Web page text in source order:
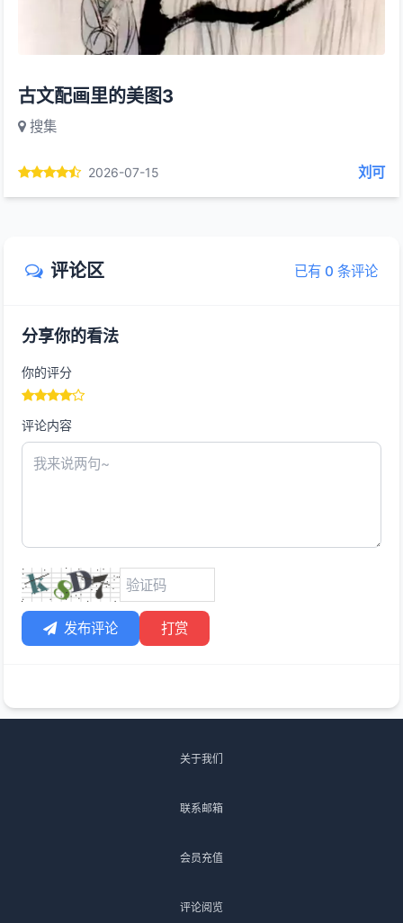
古文配画里的美图3
搜集
2026-07-15 刘可
评论区 已有 0 条评论
分享你的看法
你的评分
评论内容
发布评论 打赏
关于我们
联系邮箱
会员充值
评论阅览